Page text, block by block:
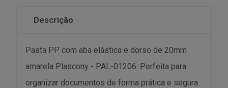
Descrição
Pasta PP com aba elástica e dorso de 20mm
amarela Plascony - PAL-01206. Perfeita para
organizar documentos de forma prática e segura.